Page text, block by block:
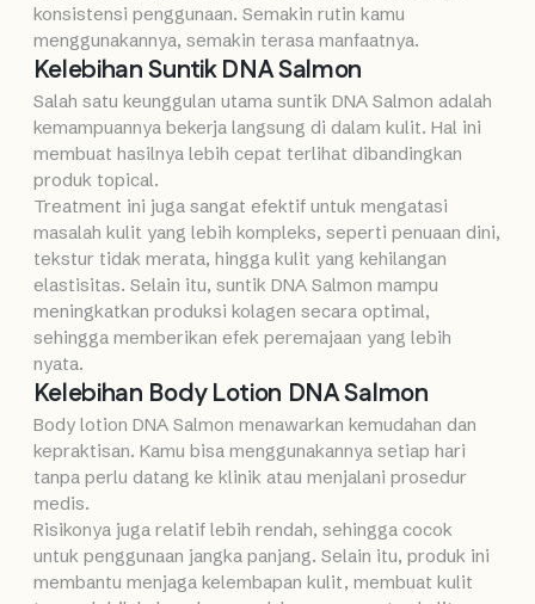
konsistensi penggunaan. Semakin rutin kamu
menggunakannya, semakin terasa manfaatnya.
Kelebihan Suntik DNA Salmon
Salah satu keunggulan utama suntik DNA Salmon adalah
kemampuannya bekerja langsung di dalam kulit. Hal ini
membuat hasilnya lebih cepat terlihat dibandingkan
produk topical.
Treatment ini juga sangat efektif untuk mengatasi
masalah kulit yang lebih kompleks, seperti penuaan dini,
tekstur tidak merata, hingga kulit yang kehilangan
elastisitas. Selain itu, suntik DNA Salmon mampu
meningkatkan produksi kolagen secara optimal,
sehingga memberikan efek peremajaan yang lebih
nyata.
Kelebihan Body Lotion DNA Salmon
Body lotion DNA Salmon menawarkan kemudahan dan
kepraktisan. Kamu bisa menggunakannya setiap hari
tanpa perlu datang ke klinik atau menjalani prosedur
medis.
Risikonya juga relatif lebih rendah, sehingga cocok
untuk penggunaan jangka panjang. Selain itu, produk ini
membantu menjaga kelembapan kulit, membuat kulit